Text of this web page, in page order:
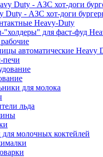
Duty - АЗС хот-доги
Heavy-Duty
для фаст-фуд
автоматические Heavy
печи
для молока
льда
молочных коктейлей